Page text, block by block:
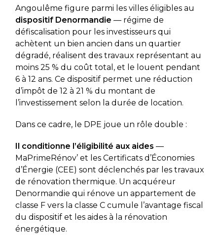
Angoulême figure parmi les villes éligibles au
dispositif Denormandie — régime de
défiscalisation pour les investisseurs qui
achètent un bien ancien dans un quartier
dégradé, réalisent des travaux représentant au
moins 25 % du coût total, et le louent pendant
6 à 12 ans. Ce dispositif permet une réduction
d’impôt de 12 à 21 % du montant de
l’investissement selon la durée de location.
Dans ce cadre, le DPE joue un rôle double :
Il conditionne l’éligibilité aux aides —
MaPrimeRénov’ et les Certificats d’Économies
d’Énergie (CEE) sont déclenchés par les travaux
de rénovation thermique. Un acquéreur
Denormandie qui rénove un appartement de
classe F vers la classe C cumule l’avantage fiscal
du dispositif et les aides à la rénovation
énergétique.